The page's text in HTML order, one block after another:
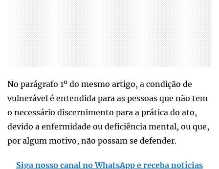
No parágrafo 1º do mesmo artigo, a condição de
vulnerável é entendida para as pessoas que não tem
o necessário discernimento para a prática do ato,
devido a enfermidade ou deficiência mental, ou que,
por algum motivo, não possam se defender.
Siga nosso canal no WhatsApp e receba notícias